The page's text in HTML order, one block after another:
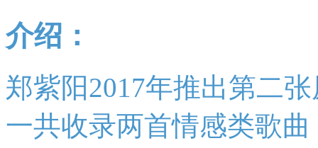
介绍：
郑紫阳2017年推出第二
一共收录两首情感类歌